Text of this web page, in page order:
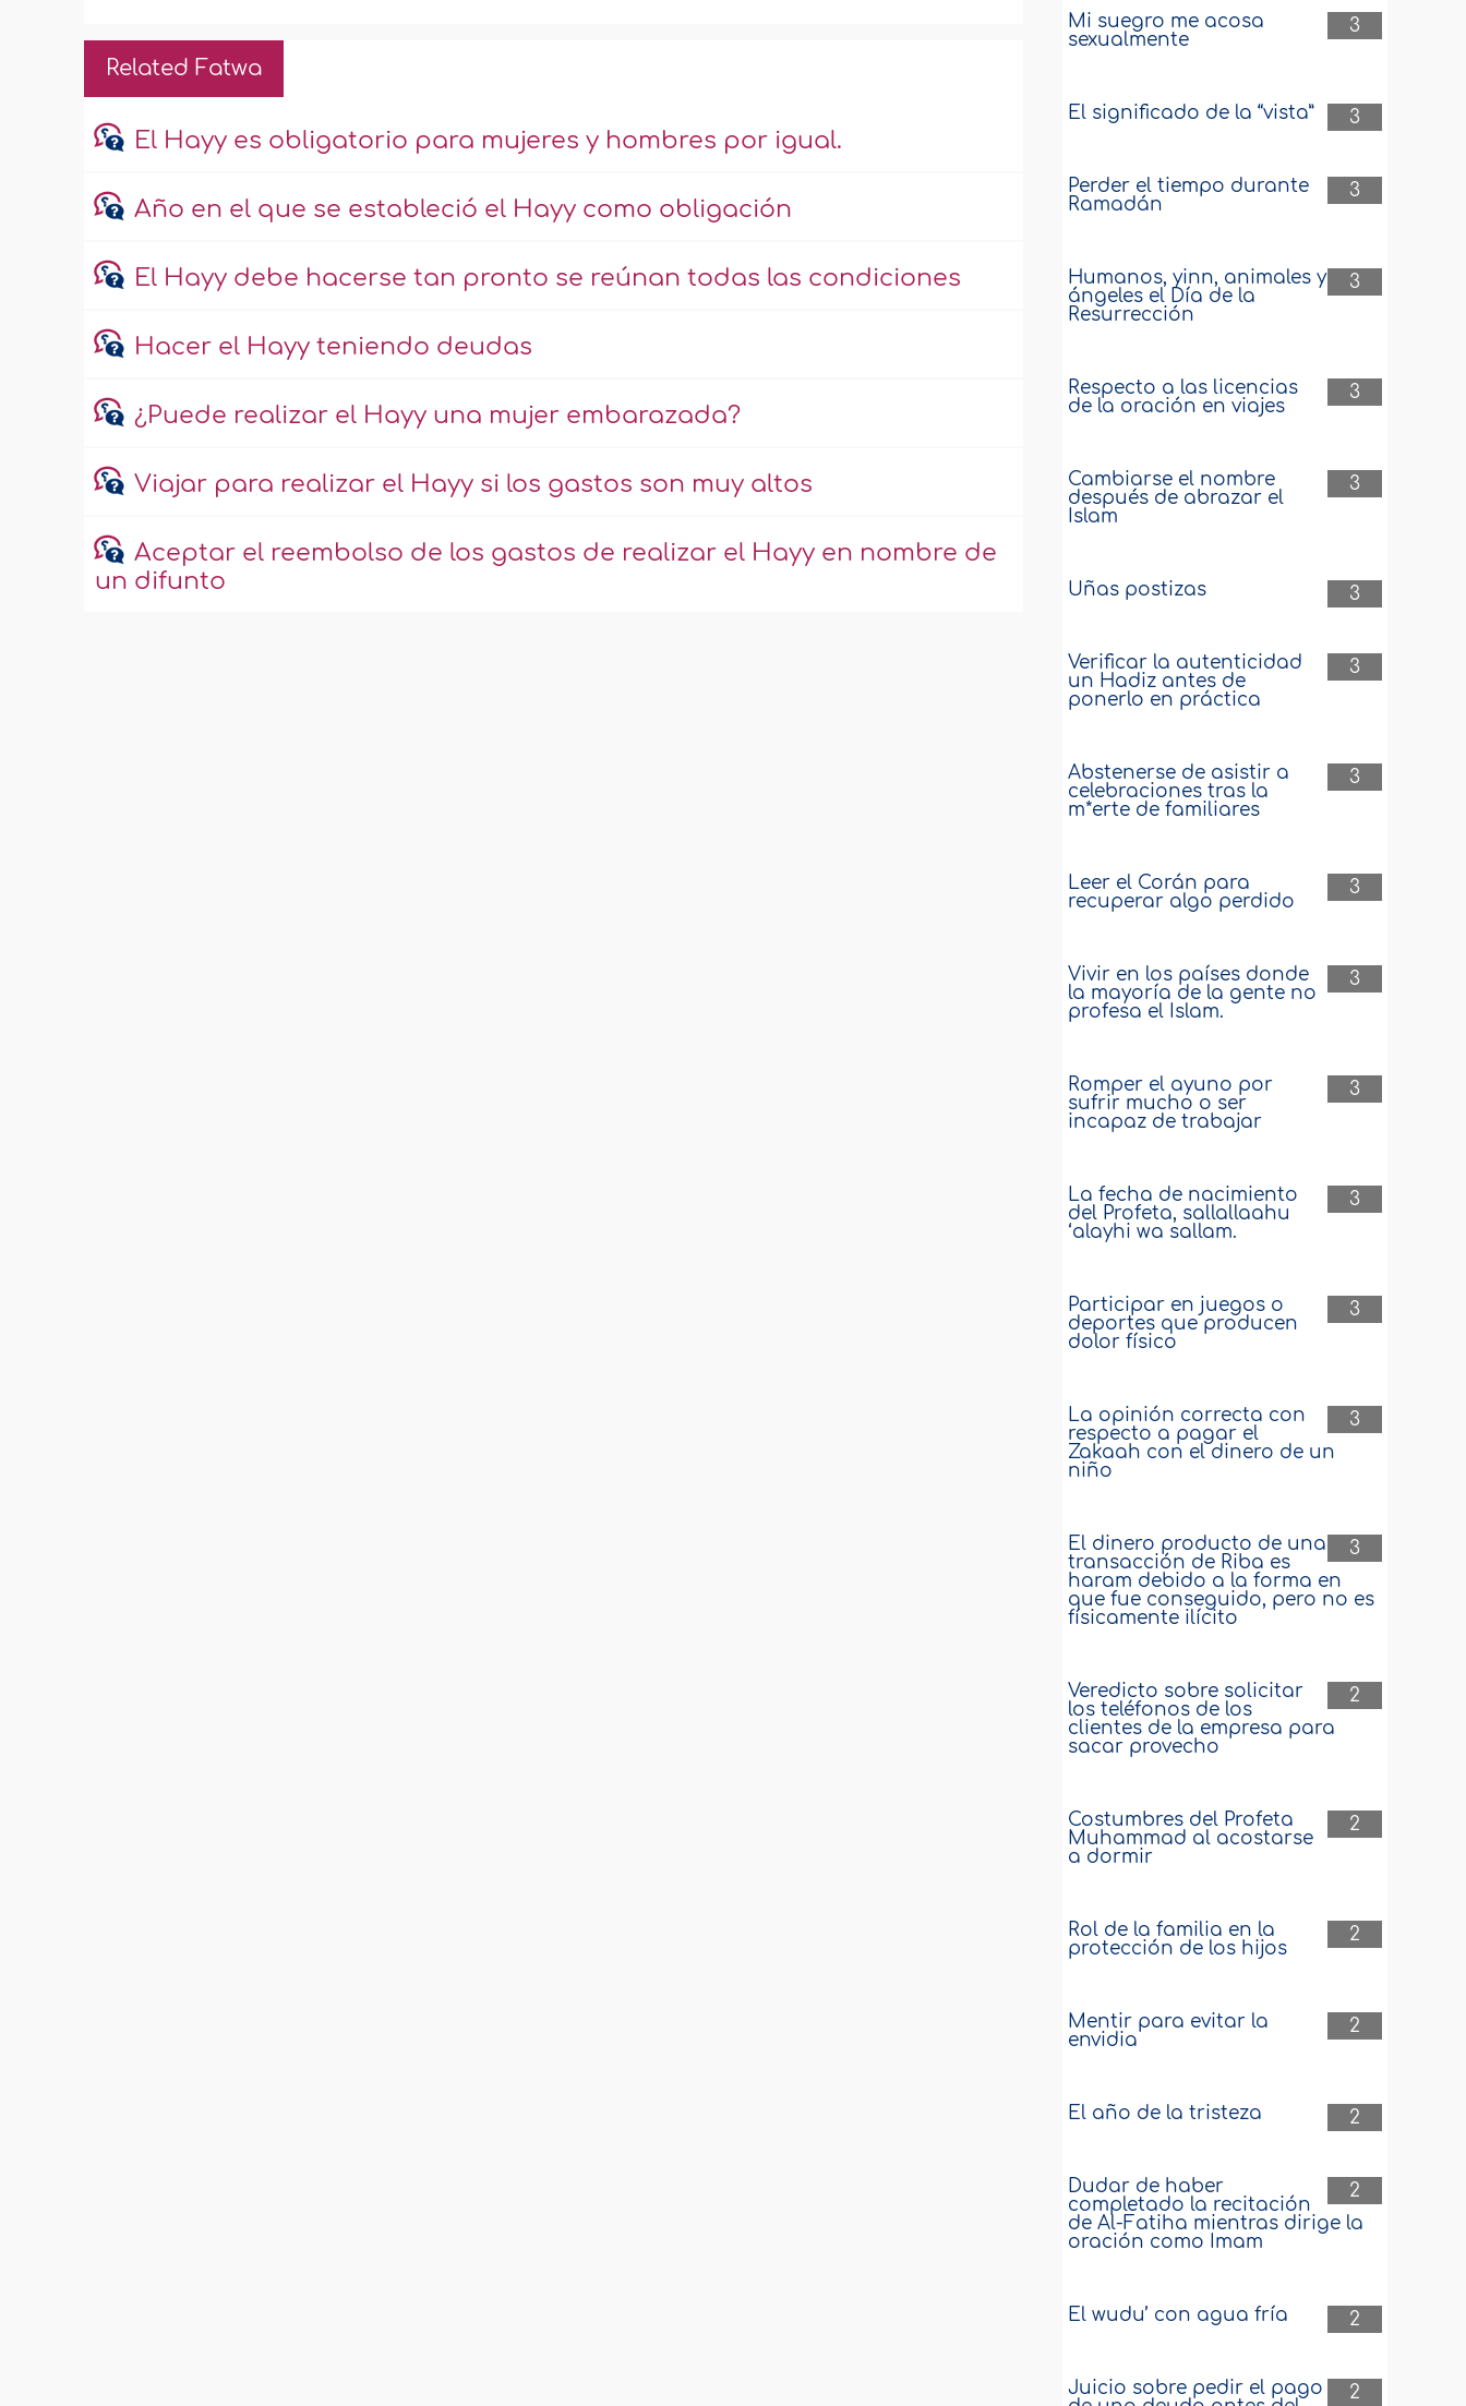
Related Fatwa
El Hayy es obligatorio para mujeres y hombres por igual.
Año en el que se estableció el Hayy como obligación
El Hayy debe hacerse tan pronto se reúnan todas las condiciones
Hacer el Hayy teniendo deudas
¿Puede realizar el Hayy una mujer embarazada?
Viajar para realizar el Hayy si los gastos son muy altos
Aceptar el reembolso de los gastos de realizar el Hayy en nombre de
un difunto
3
Mi suegro me acosa
sexualmente
3
El significado de la “vista”
3
Perder el tiempo durante
Ramadán
3
Humanos, yinn, animales y
ángeles el Día de la
Resurrección
3
Respecto a las licencias
de la oración en viajes
3
Cambiarse el nombre
después de abrazar el
Islam
3
Uñas postizas
3
Verificar la autenticidad
un Hadiz antes de
ponerlo en práctica
3
Abstenerse de asistir a
celebraciones tras la
m*erte de familiares
3
Leer el Corán para
recuperar algo perdido
3
Vivir en los países donde
la mayoría de la gente no
profesa el Islam.
3
Romper el ayuno por
sufrir mucho o ser
incapaz de trabajar
3
La fecha de nacimiento
del Profeta, sallallaahu
‘alayhi wa sallam.
3
Participar en juegos o
deportes que producen
dolor físico
3
La opinión correcta con
respecto a pagar el
Zakaah con el dinero de un
niño
3
El dinero producto de una
transacción de Riba es
haram debido a la forma en
que fue conseguido, pero no es
físicamente ilícito
2
Veredicto sobre solicitar
los teléfonos de los
clientes de la empresa para
sacar provecho
2
Costumbres del Profeta
Muhammad al acostarse
a dormir
2
Rol de la familia en la
protección de los hijos
2
Mentir para evitar la
envidia
2
El año de la tristeza
2
Dudar de haber
completado la recitación
de Al-Fatiha mientras dirige la
oración como Imam
2
El wudu’ con agua fría
2
Juicio sobre pedir el pago